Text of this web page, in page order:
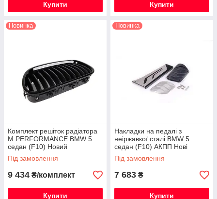
Купити Купити
Новинка
Комплект решіток радіатора
M PERFORMANCE BMW 5
седан (F10) Новий
Оригінальний
Під замовлення
9 434 ₴/комплект
Купити
Новинка
Накладки на педалі з
неіржавкої сталі BMW 5
седан (F10) АКПП Нові
Оригінальні
Під замовлення
7 683 ₴
Купити